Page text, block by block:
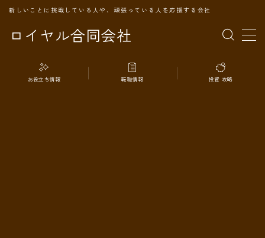
ロイヤル合同会社
新しいことに挑戦している人や、頑張っている人を応援する会社
MENU
TOPページ
お役立ち情報 転職情報 投資 攻略